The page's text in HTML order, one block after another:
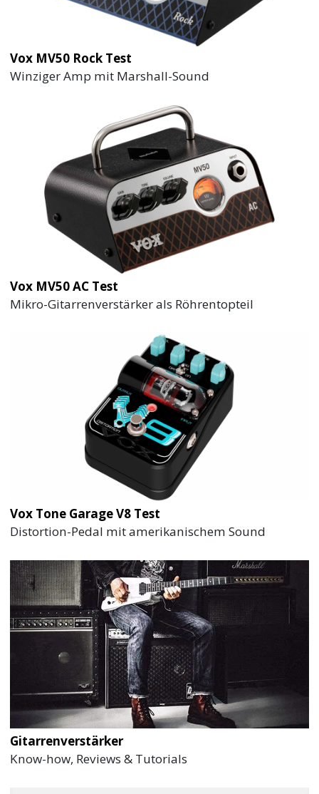
Vox MV50 Rock Test
Winziger Amp mit Marshall-Sound
Vox MV50 AC Test
Mikro-Gitarrenverstärker als Röhrentopteil
Vox Tone Garage V8 Test
Distortion-Pedal mit amerikanischem Sound
Gitarrenverstärker
Know-how, Reviews & Tutorials